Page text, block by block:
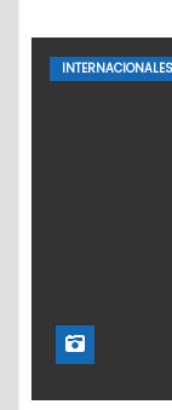
INTERNACIONALES